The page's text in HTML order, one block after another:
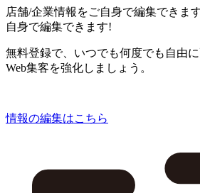
店舗/企業情報をご自身で編集できま
自身で編集できます!
無料登録で、いつでも何度でも自由に
Web集客を強化しましょう。
情報の編集はこちら